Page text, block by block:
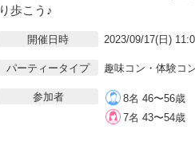
り歩こう♪
開催日時 2023/09/17(日)
パーティータイプ 趣味コン・体験コ
参加者
8名 46〜56歳
7名 43〜54歳